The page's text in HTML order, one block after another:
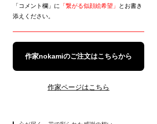
「コメント欄」に 「繋がる似顔絵希望」
とお書き
添えください。
作家nokamiのご注文はこちらから
作家ページはこちら